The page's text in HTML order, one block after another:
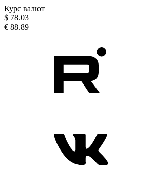
Курс валют
$ 78.03
€ 88.89